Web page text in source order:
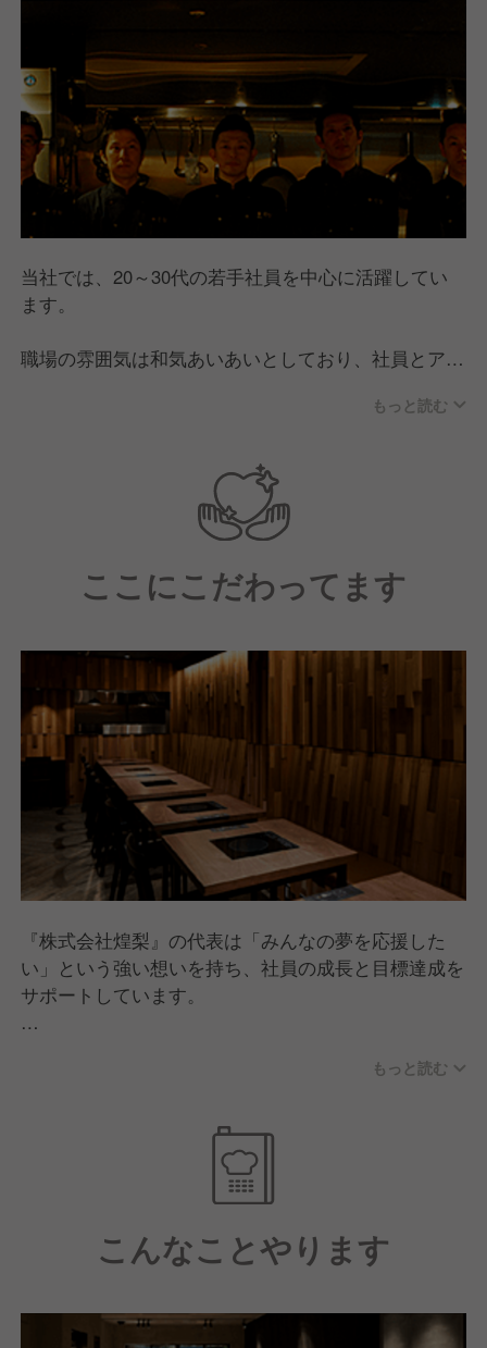
当社では、20～30代の若手社員を中心に活躍してい
ます。
職場の雰囲気は和気あいあいとしており、社員とアル
に提供できるよう努めています。
また、現在活躍中の社員の多くは飲食業界未経験から
やる気と努力で評価をするので未経験や経験の浅い方
でもスピーディーなキャリアアップや独立は夢ではあ
＜こんな方を求めています＞
・将来的に独立を目指している方
・飲食業界に挑戦してみたい方
・コミュニケーションを大切にしている方
もっと読む
ここにこだわってます
『株式会社煌梨』の代表は「みんなの夢を応援した
い」という強い想いを持ち、社員の成長と目標達成を
サポートしています。
るレベルまで成長できるよう、飲食店運営のノウハウ
飲食業界未経験でも店舗運営から調理技術まで、必要
なスキルを幅広く学べる環境を整えて整えているのが
そして、今後も新規出店を計画しているため、店舗立
ち上げという貴重な経験を得られるチャンスもありま
もっと読む
こんなことやります